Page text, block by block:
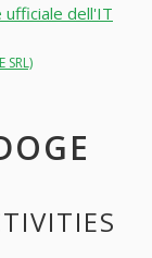
dell'IT